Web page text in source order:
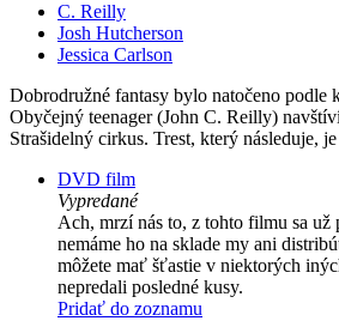
C. Reilly
Josh Hutcherson
Jessica Carlson
Dobrodružné fantasy bylo natočeno podle
Obyčejný teenager (John C. Reilly)
Strašidelný cirkus. Trest, který následuje,
DVD film
Vypredané
Ach, mrzí nás to, z tohto filmu sa už
nemáme ho na sklade my ani
môžete mať šťastie v niektorých
nepredali posledné kusy.
Pridať do zoznamu